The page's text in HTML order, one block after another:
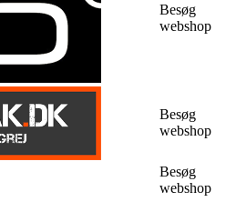
Besøg
webshop
Besøg
webshop
Besøg
webshop